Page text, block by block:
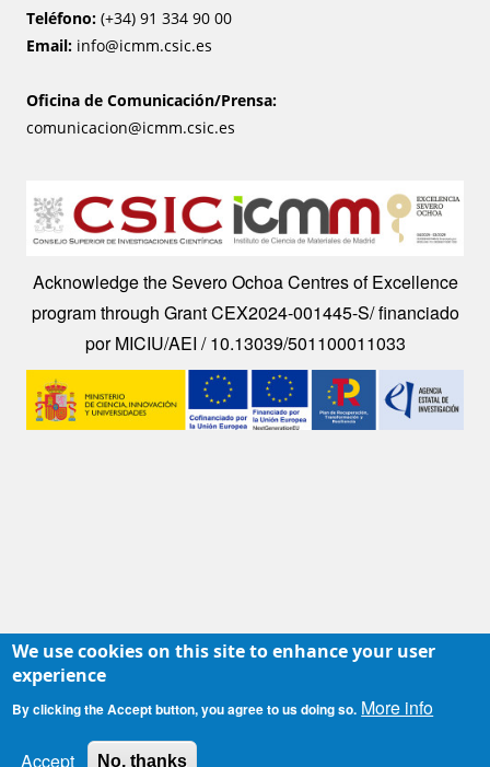
Teléfono: (+34) 91 334 90 00
Email: info@icmm.csic.es
Oficina de Comunicación/Prensa:
comunicacion@icmm.csic.es
Image
Acknowledge the Severo Ochoa Centres of Excellence
program through Grant CEX2024-001445-S/ financiado
por MICIU/AEI / 10.13039/501100011033
Image
Contacto|Accesibilidad|Aviso legal|Política de Cookies
Protección de datos
We use cookies on this site to enhance your user
experience
By clicking the Accept button, you agree to us doing so. More info
Accept No, thanks